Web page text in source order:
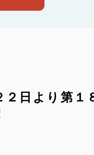
２日より第１